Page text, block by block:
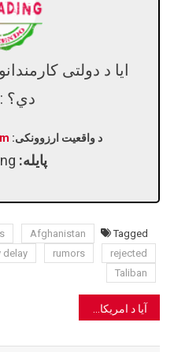
ایا د دولتی
دي؟ :
د واقعیت ارزوونکی:
پایله:
Tagged
Afghanistan
rejected
rumors
delay
Taliban
Post
navigation
آیا د امریکا ولسمشر ډونالډ ټرمپ په ټولنیزو رسنیو کې افغانستان ته د امریکايي ځواکونو د راستنیدو اعلان کړی دی؟